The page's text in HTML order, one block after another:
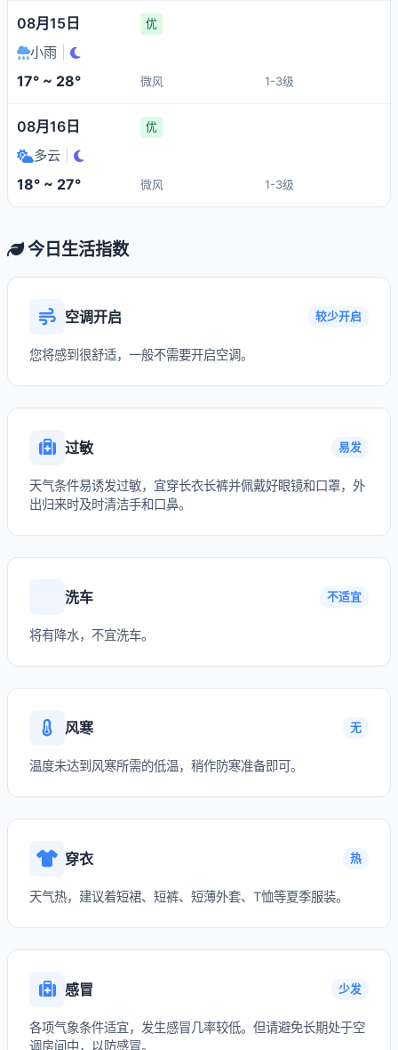
08月15日 优
小雨
17° ~ 28° 微风 1-3级
08月16日 优
多云
18° ~ 27° 微风 1-3级
今日生活指数
空调开启 较少开启
您将感到很舒适，一般不需要开启空调。
过敏 易发
天气条件易诱发过敏，宜穿长衣长裤并佩戴好眼镜和口罩，外
出归来时及时清洁手和口鼻。
洗车 不适宜
将有降水，不宜洗车。
风寒 无
温度未达到风寒所需的低温，稍作防寒准备即可。
穿衣 热
天气热，建议着短裙、短裤、短薄外套、T恤等夏季服装。
感冒 少发
各项气象条件适宜，发生感冒几率较低。但请避免长期处于空
调房间中，以防感冒。